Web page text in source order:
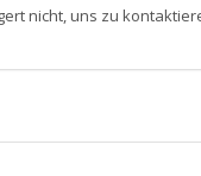
nicht, uns zu